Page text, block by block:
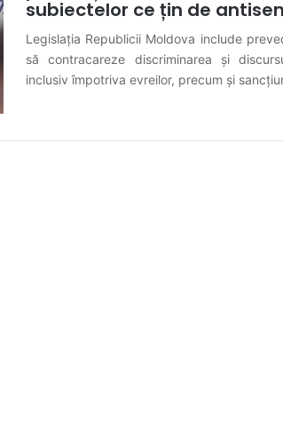
subiectelor ce țin de
Legislația Republicii Moldova include
să contracareze discriminarea și
inclusiv împotriva evreilor, precum și